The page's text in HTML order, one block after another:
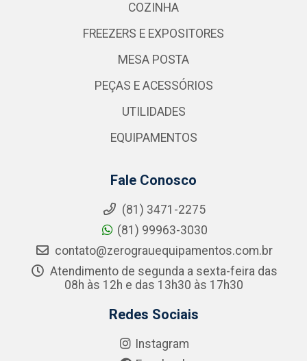
COZINHA
FREEZERS E EXPOSITORES
MESA POSTA
PEÇAS E ACESSÓRIOS
UTILIDADES
EQUIPAMENTOS
Fale Conosco
(81) 3471-2275
(81) 99963-3030
contato@zerograuequipamentos.com.br
Atendimento de segunda a sexta-feira das
08h às 12h e das 13h30 às 17h30
Redes Sociais
Instagram